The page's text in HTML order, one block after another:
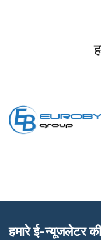
हमारे ई-न्यूजलेटर